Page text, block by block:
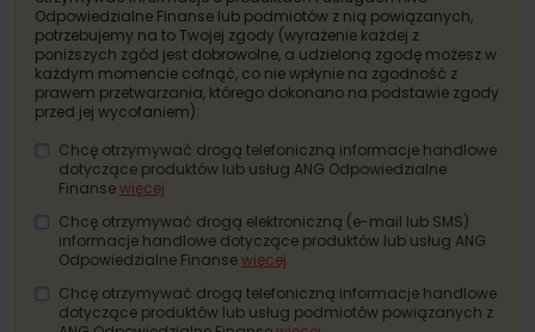
Odpowiedzialne Finanse lub podmiotów z nią powiązanych,
potrzebujemy na to Twojej zgody (wyrażenie każdej z
poniższych zgód jest dobrowolne, a udzieloną zgodę możesz w
każdym momencie cofnąć, co nie wpłynie na zgodność z
prawem przetwarzania, którego dokonano na podstawie zgody
przed jej wycofaniem):
Chcę otrzymywać drogą telefoniczną informacje handlowe
dotyczące produktów lub usług ANG Odpowiedzialne
Finansewięcej
Chcę otrzymywać drogą elektroniczną (e-mail lub SMS)
informacje handlowe dotyczące produktów lub usług ANG
Odpowiedzialne Finansewięcej
Chcę otrzymywać drogą telefoniczną informacje handlowe
dotyczące produktów lub usług podmiotów powiązanych z